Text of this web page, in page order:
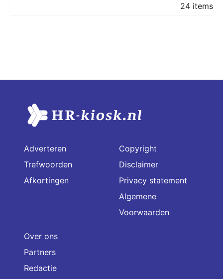
24 items
Adverteren
Trefwoorden
Afkortingen
Copyright
Disclaimer
Privacy statement
Algemene
Voorwaarden
Over ons
Partners
Redactie